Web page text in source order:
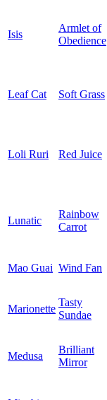
Isis
Armlet of
Obedience
Leaf Cat Soft Grass
Loli Ruri Red Juice
Lunatic
Rainbow
Carrot
Mao Guai Wind Fan
Marionette
Tasty
Sundae
Medusa
Brilliant
Mirror